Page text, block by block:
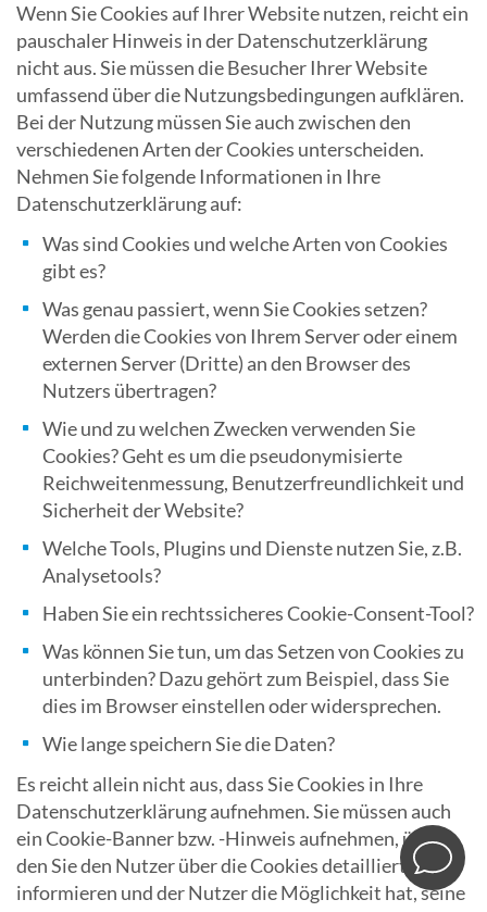
Wenn Sie Cookies auf Ihrer Website nutzen, reicht ein
pauschaler Hinweis in der Datenschutzerklärung
nicht aus. Sie müssen die Besucher Ihrer Website
umfassend über die Nutzungsbedingungen aufklären.
Bei der Nutzung müssen Sie auch zwischen den
verschiedenen Arten der Cookies unterscheiden.
Nehmen Sie folgende Informationen in Ihre
Datenschutzerklärung auf:
Was sind Cookies und welche Arten von Cookies
gibt es?
Was genau passiert, wenn Sie Cookies setzen?
Werden die Cookies von Ihrem Server oder einem
externen Server (Dritte) an den Browser des
Nutzers übertragen?
Wie und zu welchen Zwecken verwenden Sie
Cookies? Geht es um die pseudonymisierte
Reichweitenmessung, Benutzerfreundlichkeit und
Sicherheit der Website?
Welche Tools, Plugins und Dienste nutzen Sie, z.B.
Analysetools?
Haben Sie ein rechtssicheres Cookie-Consent-Tool?
Was können Sie tun, um das Setzen von Cookies zu
unterbinden? Dazu gehört zum Beispiel, dass Sie
dies im Browser einstellen oder widersprechen.
Wie lange speichern Sie die Daten?
Es reicht allein nicht aus, dass Sie Cookies in Ihre
Datenschutzerklärung aufnehmen. Sie müssen auch
ein Cookie-Banner bzw. -Hinweis aufnehmen, über
den Sie den Nutzer über die Cookies detailliert
informieren und der Nutzer die Möglichkeit hat, seine